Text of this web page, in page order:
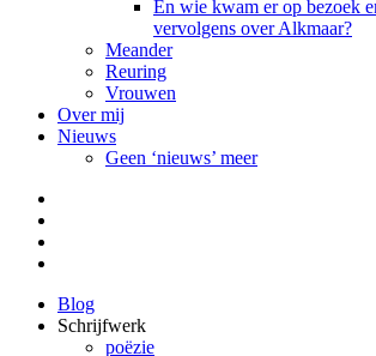
En wie kwam er op bezoek
vervolgens over Alkmaar?
Meander
Reuring
Vrouwen
Over mij
Nieuws
Geen ‘nieuws’ meer
Blog
Schrijfwerk
poëzie